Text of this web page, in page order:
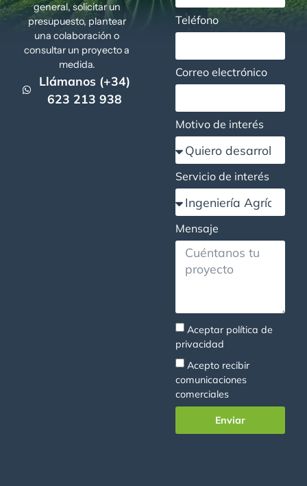
general, solicitar un
presupuesto, plantear
una colaboración o
consultar un proyecto a
medida.
Llámanos (+34)
623 213 938
Teléfono
Correo electrónico
Motivo de interés
Servicio de interés
Mensaje
Aceptar política de
privacidad
Acepto recibir
comunicaciones
comerciales
Enviar